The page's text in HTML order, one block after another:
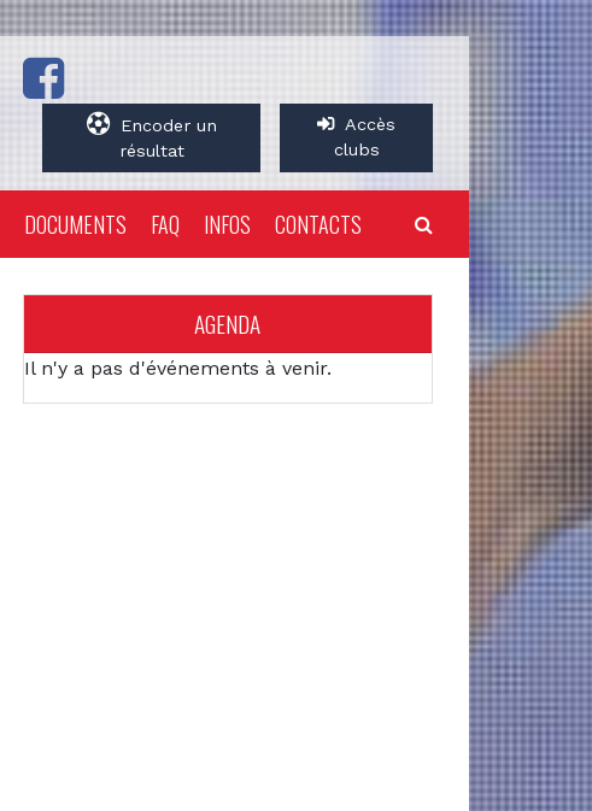
Encoder un
résultat
Accès
clubs
DOCUMENTS FAQ INFOS CONTACTS
AGENDA
Il n'y a pas d'événements à venir.